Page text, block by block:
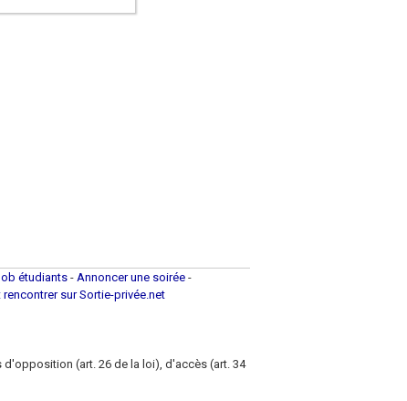
étudiants- Annoncer une soirée -
rencontrer sur Sortie-privée.net
(art. 26 de la loi), d'accès (art. 34